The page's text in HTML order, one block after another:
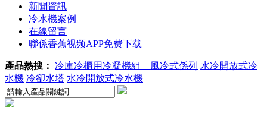
新聞資訊
冷水機案例
在線留言
聯係香蕉视频APP免费下载
產品熱搜： 冷庫冷櫃用冷凝機組—風冷式係列 水冷開放式冷
水機 冷卻水塔 水冷開放式冷水機